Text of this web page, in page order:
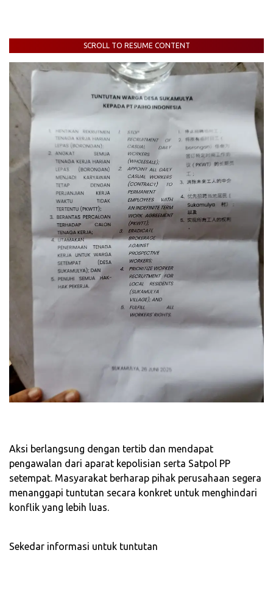
SCROLL TO RESUME CONTENT
‎Aksi berlangsung dengan tertib dan mendapat
pengawalan dari aparat kepolisian serta Satpol PP
setempat. Masyarakat berharap pihak perusahaan segera
menanggapi tuntutan secara konkret untuk menghindari
konflik yang lebih luas.
Sekedar informasi untuk tuntutan